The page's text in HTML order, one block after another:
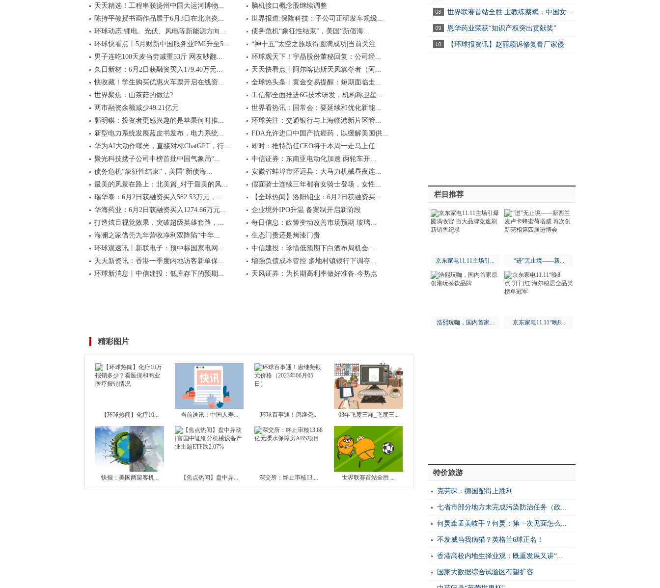
天天精选！工程串联扬州中国大运河博物...
脑机接口概念股继续调整
陈持平教授书画作品展于6月3日在北京炎...
世界报道:保隆科技：子公司正研发车规级...
环球动态:锂电、光伏、风电等新能源方向...
债务危机“象征性结束”，美国“新债海...
环球快看点丨5月财新中国服务业PMI升至5...
“神十五”太空之旅取得圆满成功|当前关注
男子连吃100天麦当劳减重53斤 网友吵翻...
环球观天下！宇晶股份董秘回复：公司经...
久日新材：6月2日获融资买入179.40万元...
天天快看点丨阿尔喀德斯天风篡夺者（阿...
快收藏！学生购买优惠火车票开启在线资...
全球热头条丨黄金交易提醒：短期面临走...
世界聚焦：山茶菇的做法?
工信部全面推进6G技术研发，机构称卫星...
两市融资余额减少49.21亿元
世界看热讯：国常会：要延续和优化新能...
郭明錤：投资者更感兴趣的是苹果何时推...
环球关注：交通银行与上海临港新片区管...
新型电力系统发展蓝皮书发布，电力系统...
FDA允许进口中国产抗癌药，以缓解美国供...
华为AI大动作曝光，直接对标ChatGPT，行...
即时：推特新任CEO将于本周一走马上任
聚光科技携子公司中榜首批中国气象局“...
中信证券：东南亚电动化加速 两轮车开...
债务危机“象征性结束”，美国“新债海...
安徽省蚌埠市怀远县：大马力机械昼夜连...
最美的风景在路上：北美篇_对于最美的风...
假面骑士连续三年都有女骑士登场，女性...
瑞华泰：6月2日获融资买入582.53万元，...
【全球热闻】洛阳钼业：6月2日获融资买...
华海药业：6月2日获融资买入1274.66万元...
企业境外IPO升温 备案制开启新阶段
打造炫目视觉效果，突破超级英雄套路，...
每日信息：政策变动改善市场预期 玻璃...
海澜之家借壳九年营收净利双降陷“中年...
生态门贵还是烤漆门贵
环球观速讯丨新联电子：预中标国家电网...
中信建投：珍惜低预期下白酒布局机会 ...
天天新资讯：香港一季度内地访客新单保...
增强负债成本管控 多地村镇银行下调存...
环球新消息丨中信建投：低库存下的预期...
天风证券：为长期高利率做好准备-今热点
精彩图片
【环球热闻】化疗10... 当前速讯：中国人寿... 环球百事通！唐继尧... 03年飞度三厢_飞度三...
快报：美国两架客机... 【焦点热闻】盘中异... 深交所：终止审核13.... 世界联赛首站全胜 ...
ABS项目世界联赛首站全胜 主教练蔡斌：中国女...
恩华药业荣获“知识产权突出贡献奖”
【环球报资讯】赵丽颖诉修复膏厂家侵
栏目推荐
京东家电11.11主场引... “进”无止境——新...
浩熙玩咖，国内首家... 京东家电11.11“晚8...
特价旅游
克劳琛：德国配得上胜利
七省市部分地方未完成污染防治任务（政...
何炅牵孟美岐手？何炅：第一次见面怎么...
不发威当我病猫？英格兰6球正名！
香港高校内地生择业观：既重发展又讲“...
国家大数据综合试验区有望扩容